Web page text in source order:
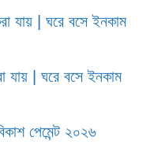
যায় | ঘরে বসে ইনকাম
যায় | ঘরে বসে ইনকাম
পেমেন্ট ২০২৬